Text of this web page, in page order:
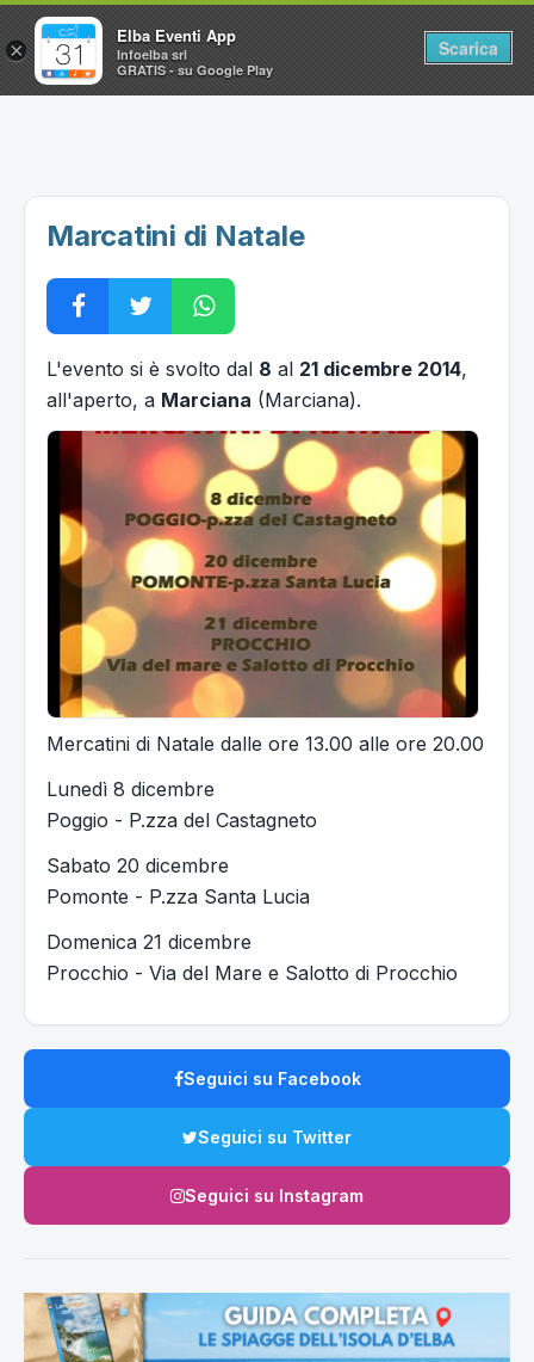
Home
Vacanze all'Isola d'Elba
Marcatini di Natale
L'evento si è svolto dal 8 al 21 dicembre 2014,
all'aperto, a Marciana (Marciana).
Mercatini di Natale dalle ore 13.00 alle ore 20.00
Lunedì 8 dicembre
Poggio - P.zza del Castagneto
Sabato 20 dicembre
Pomonte - P.zza Santa Lucia
Domenica 21 dicembre
Procchio - Via del Mare e Salotto di Procchio
Seguici su Facebook
Seguici su Twitter
Seguici su Instagram
×
Elba Eventi App
Infoelba srl
GRATIS - su Google Play
Scarica